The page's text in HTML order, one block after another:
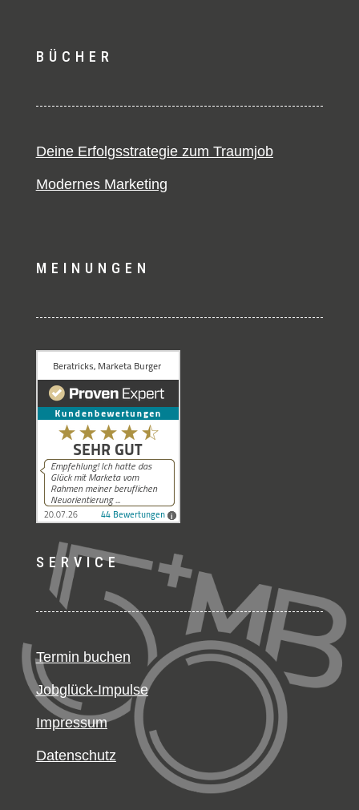
BÜCHER
Deine Erfolgsstrategie zum Traumjob
Modernes Marketing
MEINUNGEN
SERVICE
Termin buchen
Jobglück-Impulse
Impressum
Datenschutz